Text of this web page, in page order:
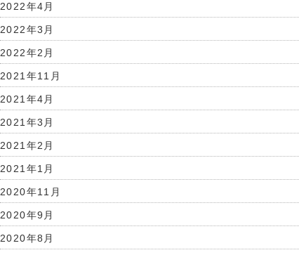
2022年4月
2022年3月
2022年2月
2021年11月
2021年4月
2021年3月
2021年2月
2021年1月
2020年11月
2020年9月
2020年8月